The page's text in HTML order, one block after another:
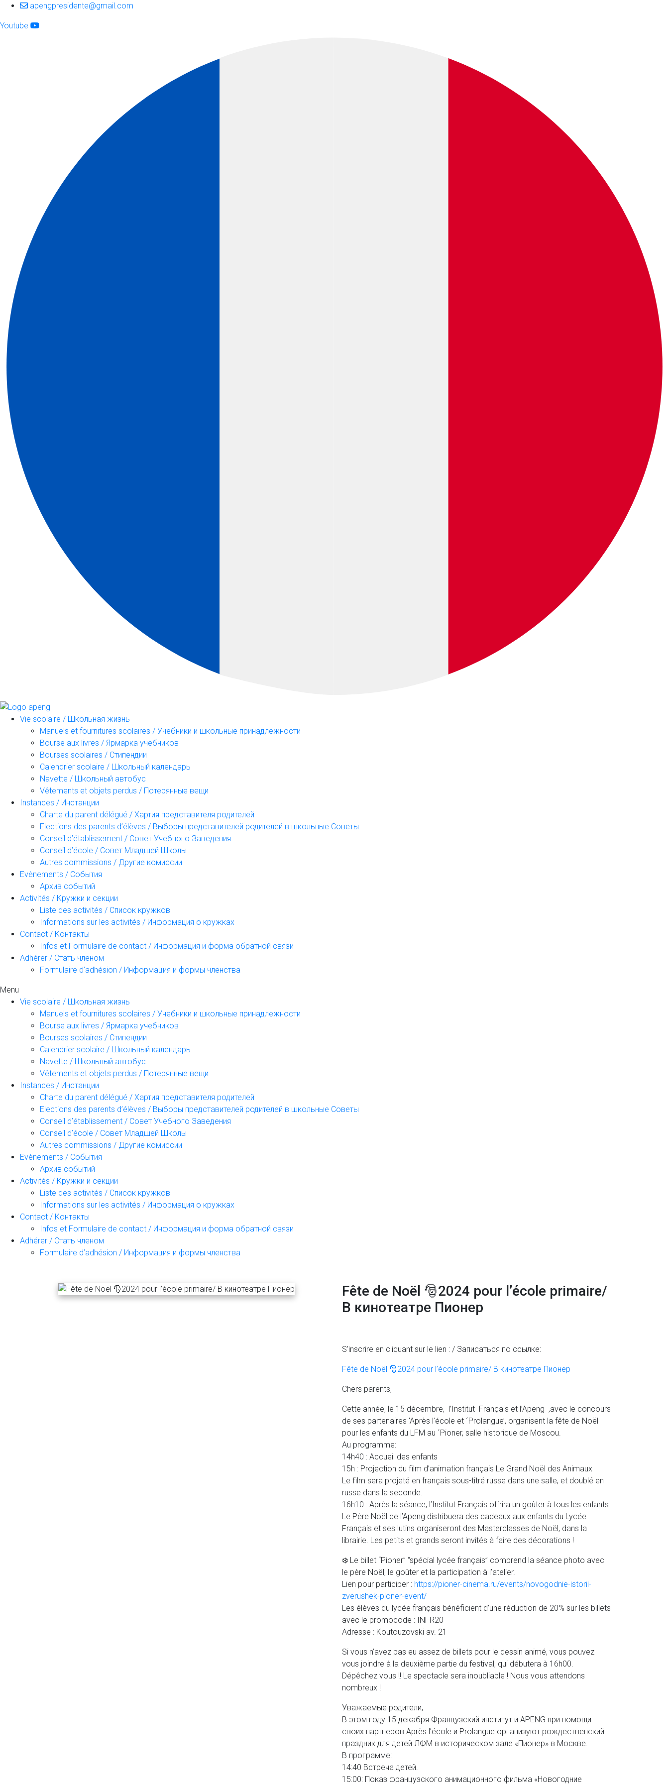
apengpresidente@gmail.com
Youtube
Vie scolaire / Школьная жизнь
Manuels et fournitures scolaires / Учебники и школьные принадлежности
Bourse aux livres / Ярмарка учебников
Bourses scolaires / Стипендии
Calendrier scolaire / Школьный календарь
Navette / Школьный автобус
Vêtements et objets perdus / Потерянные вещи
Instances / Инстанции
Charte du parent délégué / Хартия представителя родителей
Elections des parents d’élèves / Выборы представителей родителей в школьные Советы
Conseil d’établissement / Совет Учебного Заведения
Conseil d’école / Совет Младшей Школы
Autres commissions / Другие комиссии
Evènements / События
Архив событий
Activités / Кружки и секции
Liste des activités / Список кружков
Informations sur les activités / Информация о кружках
Contact / Контакты
Infos et Formulaire de contact / Информация и форма обратной связи
Adhérer / Стать членом
Formulaire d’adhésion / Информация и формы членства
Menu
Vie scolaire / Школьная жизнь
Manuels et fournitures scolaires / Учебники и школьные принадлежности
Bourse aux livres / Ярмарка учебников
Bourses scolaires / Стипендии
Calendrier scolaire / Школьный календарь
Navette / Школьный автобус
Vêtements et objets perdus / Потерянные вещи
Instances / Инстанции
Charte du parent délégué / Хартия представителя родителей
Elections des parents d’élèves / Выборы представителей родителей в школьные Советы
Conseil d’établissement / Совет Учебного Заведения
Conseil d’école / Совет Младшей Школы
Autres commissions / Другие комиссии
Evènements / События
Архив событий
Activités / Кружки и секции
Liste des activités / Список кружков
Informations sur les activités / Информация о кружках
Contact / Контакты
Infos et Formulaire de contact / Информация и форма обратной связи
Adhérer / Стать членом
Formulaire d’adhésion / Информация и формы членства
Fête de Noël 🎅2024 pour l’école primaire/
В кинотеатре Пионер
S’inscrire en cliquant sur le lien : / Записаться по ссылке:
Fête de Noël 🎅2024 pour l’école primaire/ В кинотеатре Пионер
Chers parents,
Cette année, le 15 décembre, l’Institut Français et l’Apeng ,avec le concours
de ses partenaires ‘Après l’école et ´Prolangue’, organisent la fête de Noël
pour les enfants du LFM au ´Pioner, salle historique de Moscou.
Au programme:
14h40 : Accueil des enfants
15h : Projection du film d’animation français Le Grand Noël des Animaux
Le film sera projeté en français sous-titré russe dans une salle, et doublé en
russe dans la seconde.
16h10 : Après la séance, l’Institut Français offrira un goûter à tous les enfants.
Le Père Noël de l’Apeng distribuera des cadeaux aux enfants du Lycée
Français et ses lutins organiseront des Masterclasses de Noël, dans la
librairie. Les petits et grands seront invités à faire des décorations !
❄️ Le billet “Pioner” “spécial lycée français” comprend la séance photo avec
le père Noël, le goûter et la participation à l’atelier.
Lien pour participer : https://pioner-cinema.ru/events/novogodnie-istorii-
zverushek-pioner-event/
Les élèves du lycée français bénéficient d’une réduction de 20% sur les billets
avec le promocode : INFR20
Adresse : Koutouzovski av. 21
Si vous n’avez pas eu assez de billets pour le dessin animé, vous pouvez
vous joindre à la deuxième partie du festival, qui débutera à 16h00.
Dépêchez vous !! Le spectacle sera inoubliable ! Nous vous attendons
nombreux !
Уважаемые родители,
В этом году 15 декабря Французский институт и APENG при помощи
своих партнеров Après l’école и Prolangue организуют рождественский
праздник для детей ЛФМ в историческом зале «Пионер» в Москве.
В программе:
14:40 Встреча детей.
15:00: Показ французского анимационного фильма «Новогодние